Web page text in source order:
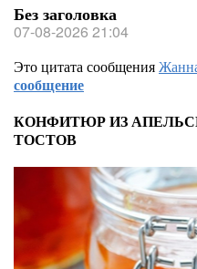
Без заголовка
07-08-2026 21:04
Это цитата сообщения
сообщение
КОНФИТЮР ИЗ
ТОСТОВ